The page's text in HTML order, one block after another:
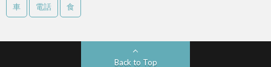
車 電話 食
Back to Top